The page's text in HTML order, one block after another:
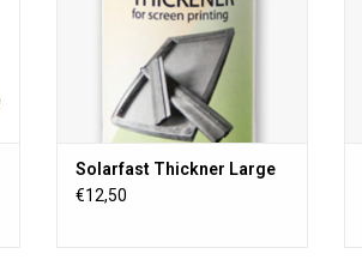
Solarfast Thickner Large
€12,50